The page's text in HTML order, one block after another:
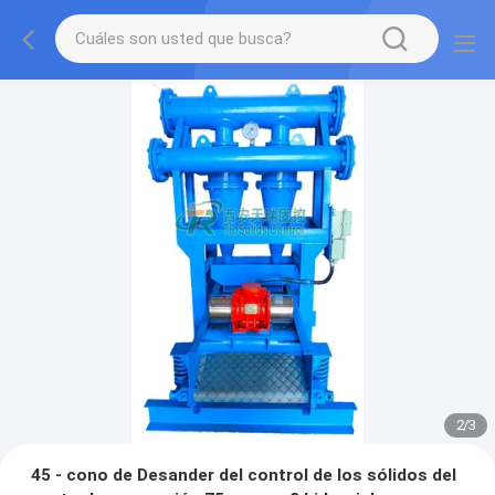
2/3
45 - cono de Desander del control de los sólidos del